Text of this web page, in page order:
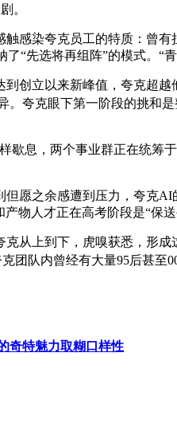
。
染夸克员工的特质：曾有
“先选将再组阵”的模式。
立以来新峰值，夸克超越
夸克眼下第一阶段的挑和
息，两个事业群正在统筹
之余感遭到压力，夸克AI
物人才正在高考阶段是“保
上到下，虎嗅获悉，形成
团队内曾经有大量95后甚
奇特魅力取糊口样性